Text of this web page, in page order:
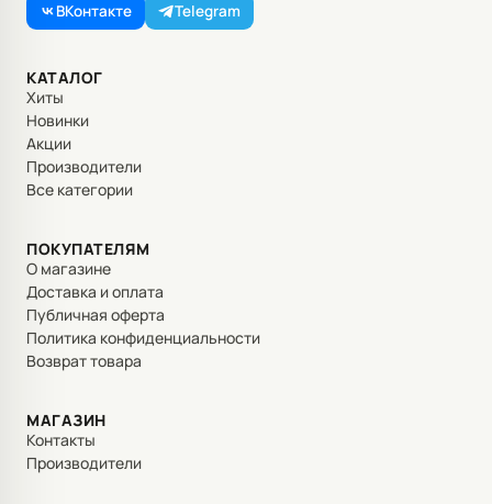
ВКонтакте
Telegram
КАТАЛОГ
Хиты
Новинки
Акции
Производители
Все категории
ПОКУПАТЕЛЯМ
О магазине
Доставка и оплата
Публичная оферта
Политика конфиденциальности
Возврат товара
МАГАЗИН
Контакты
Производители